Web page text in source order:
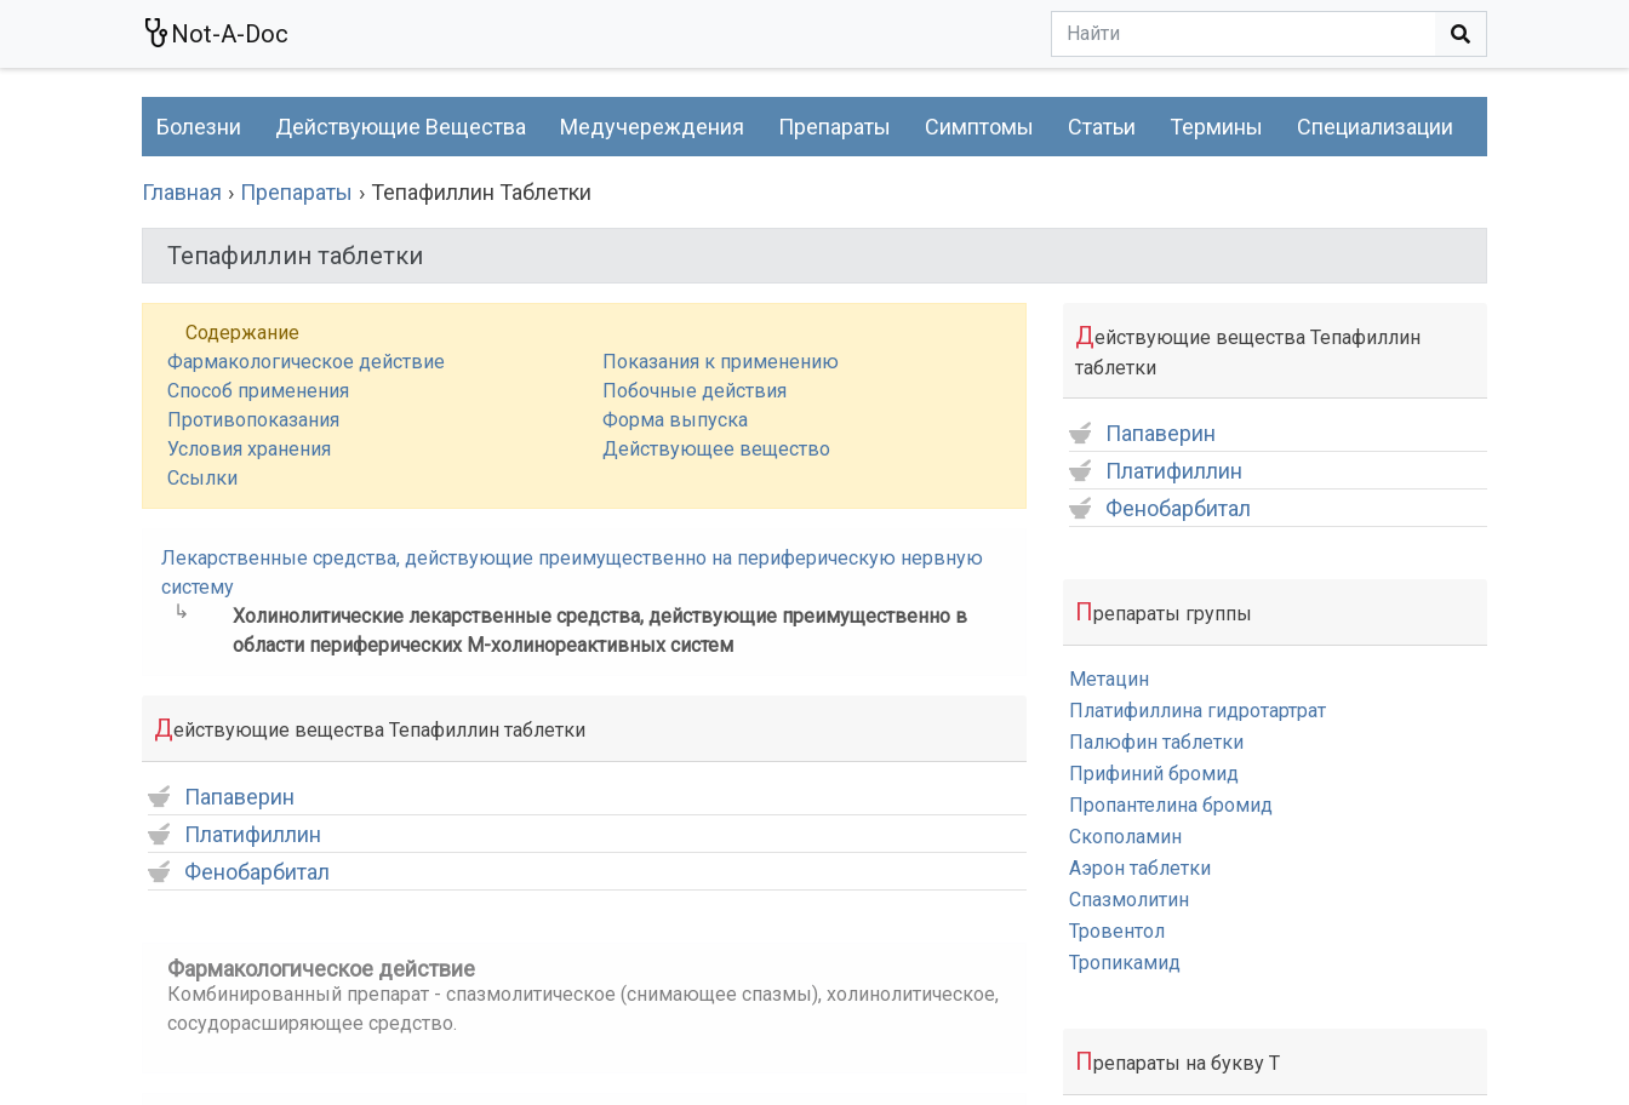
Not-A-Doc
Болезни Действующие Вещества Медучереждения Препараты Симптомы Статьи Термины Специализации
Главная Препараты Тепафиллин Таблетки
Тепафиллин таблетки
Содержание
Фармакологическое действие
Показания к применению
Способ применения
Побочные действия
Противопоказания
Форма выпуска
Условия хранения
Действующее вещество
Ссылки
Лекарственные средства, действующие преимущественно на периферическую нервную
систему
Холинолитические лекарственные средства, действующие преимущественно в
области периферических М-холинореактивных систем
Действующие вещества Тепафиллин таблетки
Папаверин
Платифиллин
Фенобарбитал
Фармакологическое действие
Комбинированный препарат - спазмолитическое (снимающее спазмы), холинолитическое,
сосудорасширяющее средство.
Действующие вещества Тепафиллин
таблетки
Папаверин
Платифиллин
Фенобарбитал
Препараты группы
Метацин
Платифиллина гидротартрат
Палюфин таблетки
Прифиний бромид
Пропантелина бромид
Скополамин
Аэрон таблетки
Спазмолитин
Тровентол
Тропикамид
Препараты на букву Т